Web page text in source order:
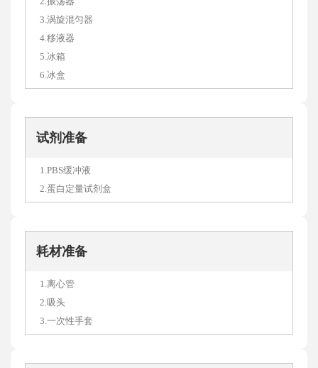
3.涡旋混匀器
4.移液器
5.冰箱
6.冰盒
试剂准备
1.PBS缓冲液
2.蛋白定量试剂盒
耗材准备
1.离心管
2.吸头
3.一次性手套